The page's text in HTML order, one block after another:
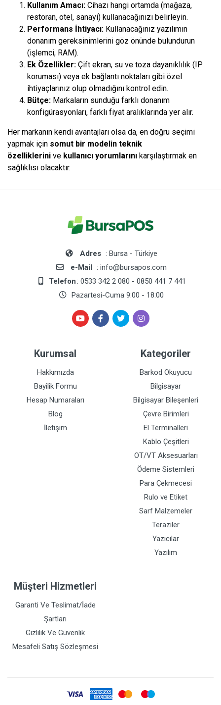
Kullanım Amacı: Cihazı hangi ortamda (mağaza,
restoran, otel, sanayi) kullanacağınızı belirleyin.
Performans İhtiyacı: Kullanacağınız yazılımın
donanım gereksinimlerini göz önünde bulundurun
(işlemci, RAM).
Ek Özellikler: Çift ekran, su ve toza dayanıklılık (IP
koruması) veya ek bağlantı noktaları gibi özel
ihtiyaçlarınız olup olmadığını kontrol edin.
Bütçe: Markaların sunduğu farklı donanım
konfigürasyonları, farklı fiyat aralıklarında yer alır.
Her markanın kendi avantajları olsa da, en doğru seçimi
yapmak için somut bir modelin teknik
özelliklerini ve kullanıcı yorumlarını karşılaştırmak en
sağlıklısı olacaktır.
Adres : Bursa - Türkiye
e-Mail
: info@bursapos.com
Telefon: 0533 342 2 080 - 0850 441 7 441
Pazartesi-Cuma 9:00 - 18:00
Kurumsal
Hakkımızda
Bayilik Formu
Hesap Numaraları
Blog
İletişim
Kategoriler
Barkod Okuyucu
Bilgisayar
Bilgisayar Bileşenleri
Çevre Birimleri
El Terminalleri
Kablo Çeşitleri
OT/VT Aksesuarları
Ödeme Sistemleri
Para Çekmecesi
Rulo ve Etiket
Sarf Malzemeler
Teraziler
Yazıcılar
Yazılım
Müşteri Hizmetleri
Garanti Ve Teslimat/İade
Şartları
Gizlilik Ve Güvenlik
Mesafeli Satış Sözleşmesi